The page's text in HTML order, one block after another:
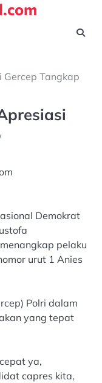
Gercep Tangkap
Demokrat
pelaku
urut 1 Anies
Polri dalam
yang tepat
ya,
capres kita,